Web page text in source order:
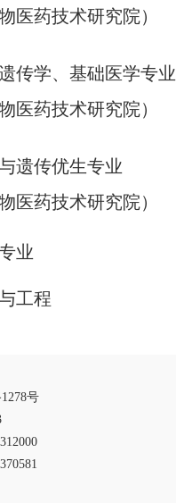
医药技术研究院）
传学、基础医学专业
医药技术研究院）
遗传优生专业
医药技术研究院）
业
工程
号